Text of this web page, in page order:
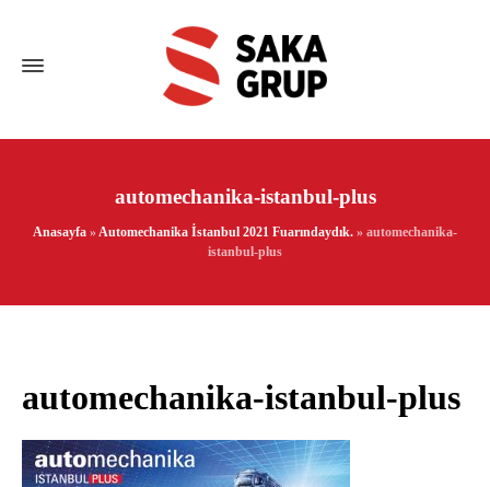
automechanika-istanbul-plus
Anasayfa »Automechanika İstanbul 2021 Fuarındaydık. » automechanika-
istanbul-plus
automechanika-istanbul-plus